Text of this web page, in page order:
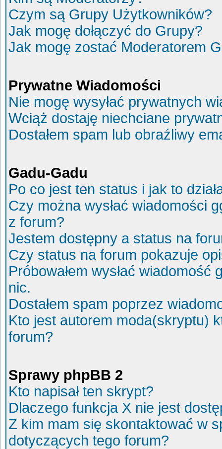
Czym są Grupy Użytkowników?
Jak mogę dołączyć do Grupy?
Jak mogę zostać Moderatorem
Prywatne Wiadomości
Nie mogę wysyłać prywatnych
Wciąż dostaję niechciane
Dostałem spam lub obraźliwy
Gadu-Gadu
Po co jest ten status i jak to
Czy można wysłać wiadomości
z forum?
Jestem dostępny a status na
Czy status na forum pokazuje
Próbowałem wysłać
nic.
Dostałem spam poprzez
Kto jest autorem moda(skryptu)
forum?
Sprawy phpBB 2
Kto napisał ten skrypt?
Dlaczego funkcja X nie jest
Z kim mam się skontaktować w
dotyczących tego forum?